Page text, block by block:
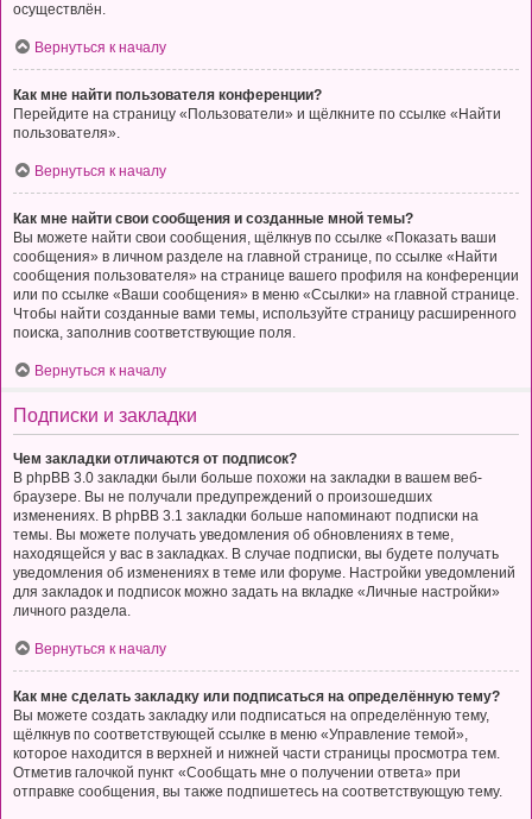
осуществлён.
Вернуться к началу
Как мне найти пользователя конференции?
Перейдите на страницу «Пользователи» и щёлкните по ссылке «Найти
пользователя».
Вернуться к началу
Как мне найти свои сообщения и созданные мной темы?
Вы можете найти свои сообщения, щёлкнув по ссылке «Показать ваши
сообщения» в личном разделе на главной странице, по ссылке «Найти
сообщения пользователя» на странице вашего профиля на конференции
или по ссылке «Ваши сообщения» в меню «Ссылки» на главной странице.
Чтобы найти созданные вами темы, используйте страницу расширенного
поиска, заполнив соответствующие поля.
Вернуться к началу
Подписки и закладки
Чем закладки отличаются от подписок?
В phpBB 3.0 закладки были больше похожи на закладки в вашем веб-
браузере. Вы не получали предупреждений о произошедших
изменениях. В phpBB 3.1 закладки больше напоминают подписки на
темы. Вы можете получать уведомления об обновлениях в теме,
находящейся у вас в закладках. В случае подписки, вы будете получать
уведомления об изменениях в теме или форуме. Настройки уведомлений
для закладок и подписок можно задать на вкладке «Личные настройки»
личного раздела.
Вернуться к началу
Как мне сделать закладку или подписаться на определённую тему?
Вы можете создать закладку или подписаться на определённую тему,
щёлкнув по соответствующей ссылке в меню «Управление темой»,
которое находится в верхней и нижней части страницы просмотра тем.
Отметив галочкой пункт «Сообщать мне о получении ответа» при
отправке сообщения, вы также подпишетесь на соответствующую тему.